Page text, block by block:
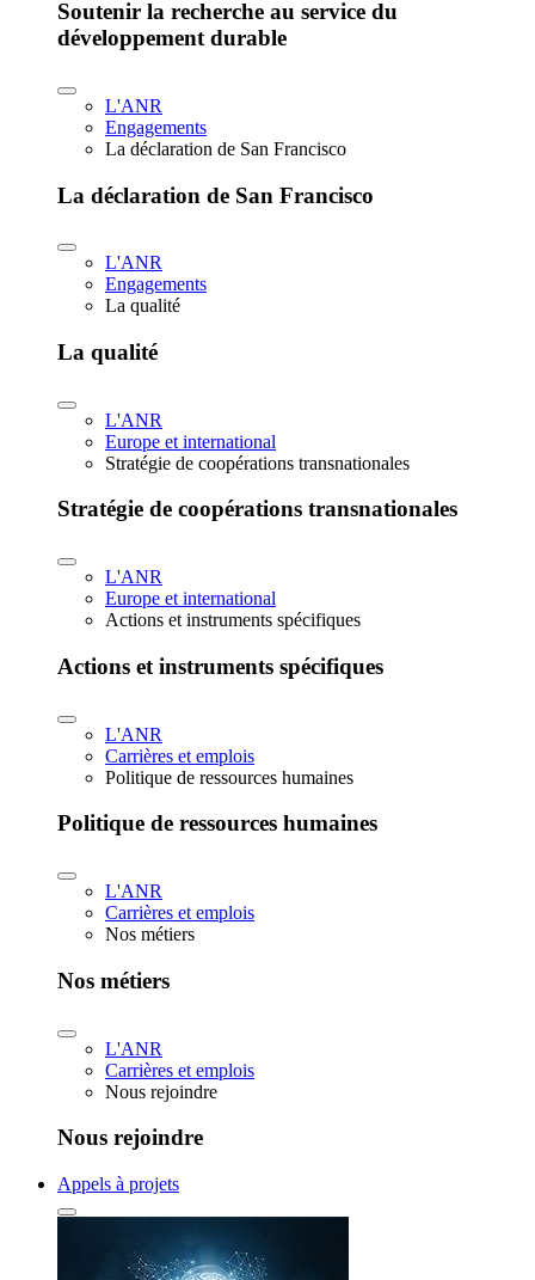
Soutenir la recherche au service du
développement durable
L'ANR
Engagements
La déclaration de San Francisco
La déclaration de San Francisco
L'ANR
Engagements
La qualité
La qualité
L'ANR
Europe et international
Stratégie de coopérations transnationales
Stratégie de coopérations transnationales
L'ANR
Europe et international
Actions et instruments spécifiques
Actions et instruments spécifiques
L'ANR
Carrières et emplois
Politique de ressources humaines
Politique de ressources humaines
L'ANR
Carrières et emplois
Nos métiers
Nos métiers
L'ANR
Carrières et emplois
Nous rejoindre
Nous rejoindre
Appels à projets